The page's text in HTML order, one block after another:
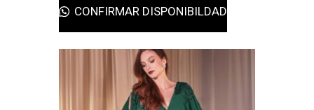
CONFIRMAR DISPONIBILDAD